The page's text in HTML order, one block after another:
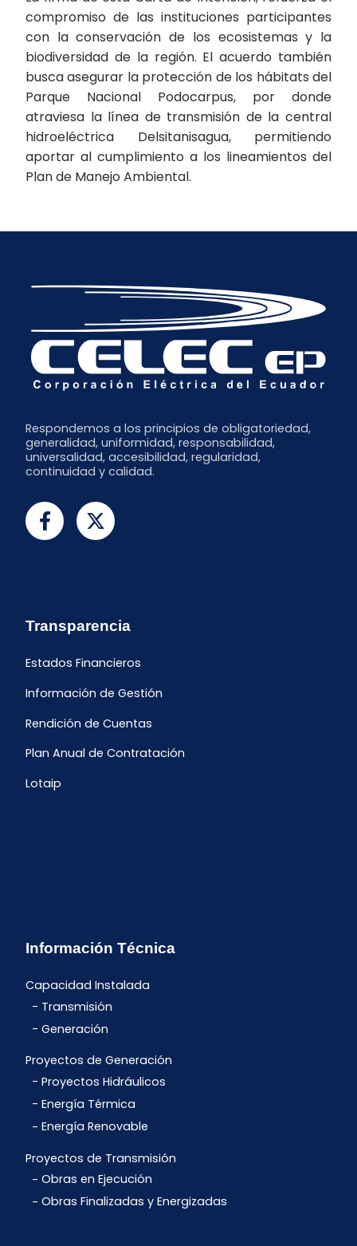
compromiso de las instituciones participantes
con la conservación de los ecosistemas y la
biodiversidad de la región. El acuerdo también
busca asegurar la protección de los hábitats del
Parque Nacional Podocarpus, por donde
atraviesa la línea de transmisión de la central
hidroeléctrica Delsitanisagua, permitiendo
aportar al cumplimiento a los lineamientos del
Plan de Manejo Ambiental.
Respondemos a los principios de obligatoriedad,
generalidad, uniformidad, responsabilidad,
universalidad, accesibilidad, regularidad,
continuidad y calidad.
Transparencia
Estados Financieros
Información de Gestión
Rendición de Cuentas
Plan Anual de Contratación
Lotaip
Información Técnica
Capacidad Instalada
Transmisión
Generación
Proyectos de Generación
Proyectos Hidráulicos
Energía Térmica
Energía Renovable
Proyectos de Transmisión
Obras en Ejecución
Obras Finalizadas y Energizadas